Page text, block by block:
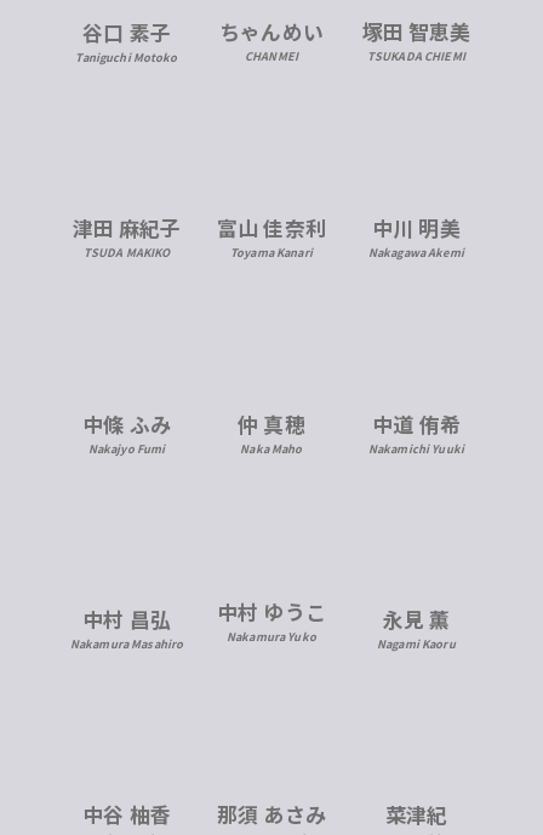
谷口 素子
Taniguchi Motoko
ちゃんめい
CHANMEI
塚田 智恵美
TSUKADA CHIEMI
津田 麻紀子
TSUDA MAKIKO
富山 佳奈利
Toyama Kanari
中川 明美
Nakagawa Akemi
中條 ふみ
Nakajyo Fumi
仲 真穂
Naka Maho
中道 侑希
Nakamichi Yuuki
中村 昌弘
Nakamura Masahiro
中村 ゆうこ
Nakamura Yuko
永見 薫
Nagami Kaoru
中谷 柚香 那須 あさみ 菜津紀